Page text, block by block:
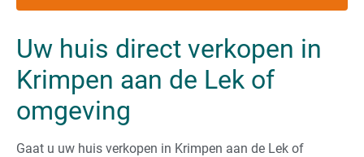
Uw huis direct verkopen in
Krimpen aan de Lek of
omgeving
Gaat u uw huis verkopen in Krimpen aan de Lek of